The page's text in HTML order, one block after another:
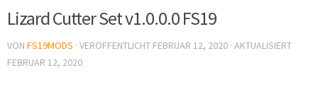
Lizard Cutter Set v1.0.0.0 FS19
VON FS19MODS · VERÖFFENTLICHT FEBRUAR 12, 2020 · AKTUALISIERT
FEBRUAR 12, 2020